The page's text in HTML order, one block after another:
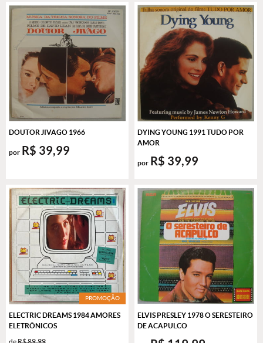
DOUTOR JIVAGO 1966
por R$ 39,99
DYING YOUNG 1991 TUDO POR
AMOR
por R$ 39,99
PROMOÇÃO
ELECTRIC DREAMS 1984 AMORES
ELETRÔNICOS
ELVIS PRESLEY 1978 O SERESTEIRO
DE ACAPULCO